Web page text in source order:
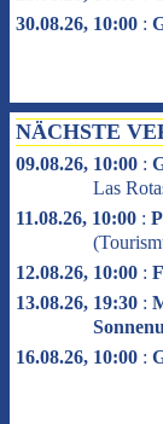
30.08.26, 10:00 :
NÄCHSTE
09.08.26, 10:00 :
Las
11.08.26, 10:00 :
(
12.08.26, 10:00 :
13.08.26, 19:30 :
16.08.26, 10:00 :